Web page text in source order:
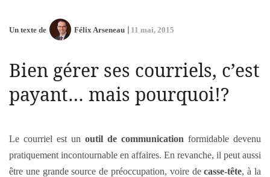
Un texte de Félix Arseneau 11 mai, 2015
Bien gérer ses courriels, c’est
payant… mais pourquoi!?
Le courriel est un outil de communication formidable devenu
pratiquement incontournable en affaires. En revanche, il peut aussi
être une grande source de préoccupation, voire decasse-tête, à la